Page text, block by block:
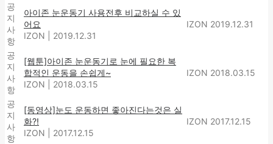
공
지
사
항
아이존 눈운동기 사용전후 비교하실 수 있
어요
IZON
2019.12.31
IZON 2019.12.31
공
지
사
항
[웹툰]아이존 눈운동기로 눈에 필요한 복
합적인 운동을 손쉽게~
IZON
2018.03.15
IZON 2018.03.15
공
지
사
항
[동영상]눈도 운동하면 좋아진다는것은 실
화?!
IZON
2017.12.15
IZON 2017.12.15